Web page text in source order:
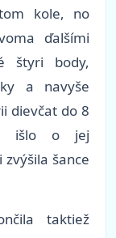
kole, no
ďalšími
štyri body,
a navyše
dievčat do 8
išlo o jej
šance
taktiež